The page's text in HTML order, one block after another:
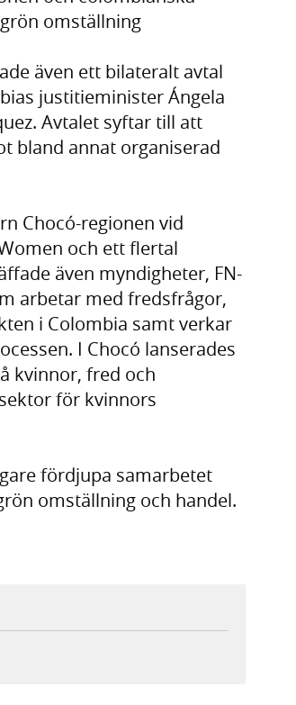
omställning
även ett bilateralt avtal
justitieminister Ángela
Avtalet syftar till att
bland annat organiserad
Chocó-regionen vid
och ett flertal
även myndigheter, FN-
arbetar med fredsfrågor,
i Colombia samt verkar
I Chocó lanserades
kvinnor, fred och
för kvinnors
fördjupa samarbetet
omställning och handel.